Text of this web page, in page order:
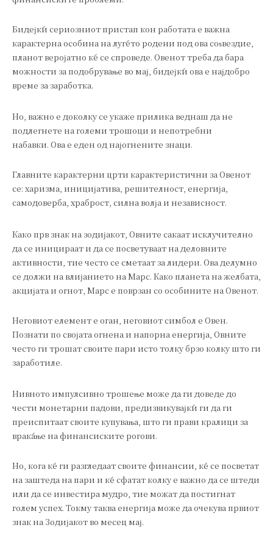
Бидејќи сериозниот пристап кон работата е важна
карактерна особина на луѓето родени под ова соѕвездие,
планот веројатно ќе се спроведе. Овенот треба да бара
можности за подобрување во мај, бидејќи ова е најдобро
време за заработка.
Но, важно е доколку се укаже прилика веднаш да не
подлегнете на големи трошоци и непотребни
набавки. Ова е еден од најогнените знаци.
Главните карактерни црти карактеристични за Овенот
се: харизма, иницијатива, решителност, енергија,
самодоверба, храброст, силна волја и независност.
Како прв знак на зодијакот, Овните сакаат исклучително
да се иницираат и да се посветуваат на деловните
активности, тие често се сметаат за лидери. Ова делумно
се должи на влијанието на Марс. Како планета на желбата,
акцијата и огнот, Марс е поврзан со особините на Овенот.
Неговиот елемент е оган, неговиот симбол е Овен.
Познати по својата огнена и напорна енергија, Овните
често ги трошат своите пари исто толку брзо колку што ги
заработиле.
Нивното импулсивно трошење може да ги доведе до
чести монетарни падови, предизвикувајќи ги да ги
преиспитаат своите купувања, што ги прави кралици за
враќање на финансиските рогови.
Но, кога ќе ги разгледаат своите финансии, ќе се посветат
на заштеда на пари и ќе сфатат колку е важно да се штеди
или да се инвестира мудро, тие можат да постигнат
голем успех. Токму таква енергија може да очекува првиот
знак на Зодијакот во месец мај.